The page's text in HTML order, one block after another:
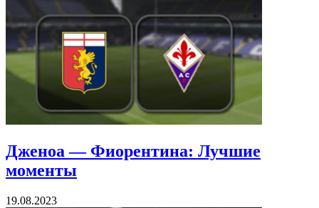
Дженоа — Фиорентина: Лучшие
моменты
19.08.2023